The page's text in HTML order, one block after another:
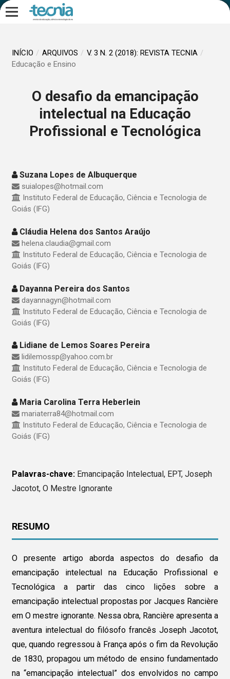
INÍCIO / ARQUIVOS / V. 3 N. 2 (2018): REVISTA TECNIA /
Educação e Ensino
O desafio da emancipação
intelectual na Educação
Profissional e Tecnológica
Suzana Lopes de Albuquerque
suialopes@hotmail.com
Instituto Federal de Educação, Ciência e Tecnologia de
Goiás (IFG)
Cláudia Helena dos Santos Araújo
helena.claudia@gmail.com
Instituto Federal de Educação, Ciência e Tecnologia de
Goiás (IFG)
Dayanna Pereira dos Santos
dayannagyn@hotmail.com
Instituto Federal de Educação, Ciência e Tecnologia de
Goiás (IFG)
Lidiane de Lemos Soares Pereira
lidilemossp@yahoo.com.br
Instituto Federal de Educação, Ciência e Tecnologia de
Goiás (IFG)
Maria Carolina Terra Heberlein
mariaterra84@hotmail.com
Instituto Federal de Educação, Ciência e Tecnologia de
Goiás (IFG)
Palavras-chave: Emancipação Intelectual, EPT, Joseph
Jacotot, O Mestre Ignorante
RESUMO
O presente artigo aborda aspectos do desafio da
emancipação intelectual na Educação Profissional e
Tecnológica a partir das cinco lições sobre a
emancipação intelectual propostas por Jacques Rancière
em O mestre ignorante. Nessa obra, Rancière apresenta a
aventura intelectual do filósofo francês Joseph Jacotot,
que, quando regressou à França após o fim da Revolução
de 1830, propagou um método de ensino fundamentado
na “emancipação intelectual” dos envolvidos no campo